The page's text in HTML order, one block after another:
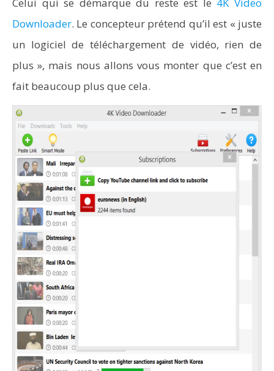
Downloader. Le concepteur prétend qu’il est « juste
un logiciel de téléchargement de vidéo, rien de
plus », mais nous allons vous monter que c’est en
fait beaucoup plus que cela.